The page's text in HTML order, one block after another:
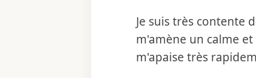
Je suis très contente
m'amène un calme
m'apaise très